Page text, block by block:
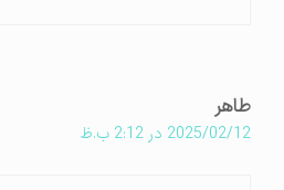
طاهر
2025/02/12 در 2:12 ب.ظ